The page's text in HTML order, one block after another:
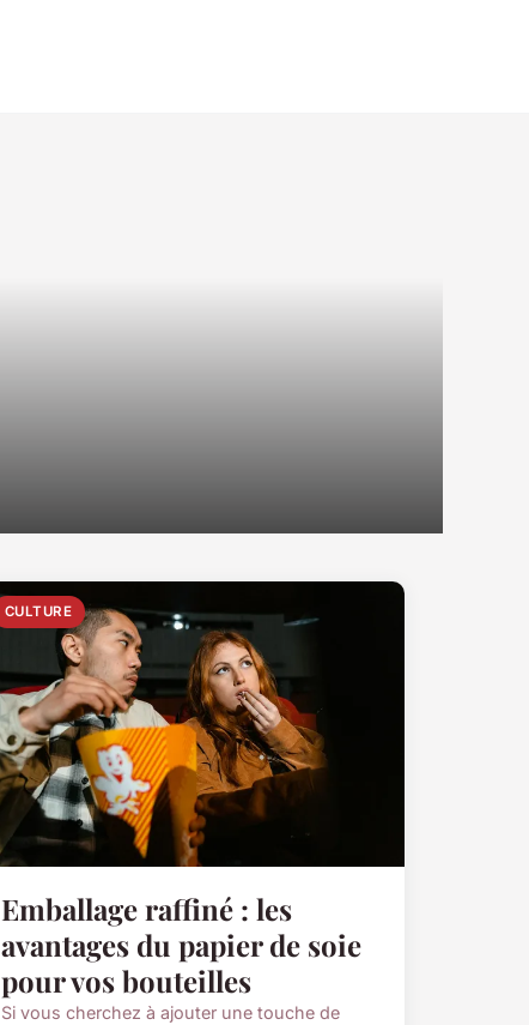
CULTURE
Emballage raffiné : les
avantages du papier de soie
pour vos bouteilles
Si vous cherchez à ajouter une touche de